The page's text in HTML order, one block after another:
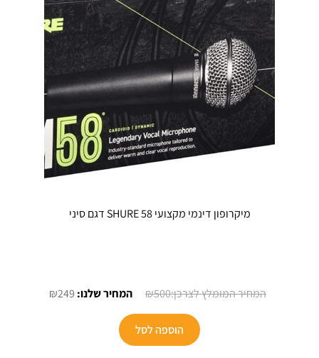
את
האפשרויות
בעמוד
המוצר
מיקרופון דינמי מקצועי SHURE 58 דגם סיני
₪500
המחיר
המקורי
היה:
₪500.
₪249 המחיר
הוספה לסל